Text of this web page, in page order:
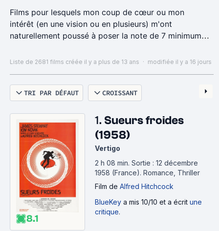
Films pour lesquels mon coup de cœur ou mon
intérêt (en une vision ou en plusieurs) m'ont
naturellement poussé à poser la note de 7 minimum.
ne sais pas trop si elle fait sens, mais j'aime
Liste de 2681 films créée il y a plus de 13 ans · modifiée il y a 16 jours
TRI PAR DÉFAUT CROISSANT
8.1
1. Sueurs froides
(1958)
Vertigo
2 h 08 min. Sortie : 12 décembre
1958 (France). Romance, Thriller
Film de Alfred Hitchcock
BlueKey a mis 10/10 et a écrit une
critique.